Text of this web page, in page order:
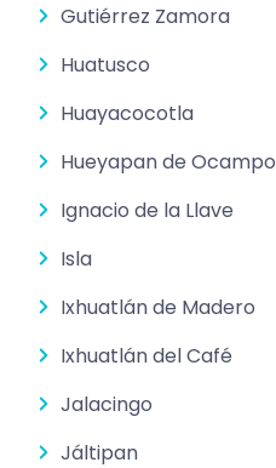
Gutiérrez Zamora
Huatusco
Huayacocotla
Hueyapan de Ocampo
Ignacio de la Llave
Isla
Ixhuatlán de Madero
Ixhuatlán del Café
Jalacingo
Jáltipan